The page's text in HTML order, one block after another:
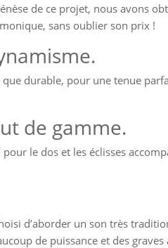
de ce projet, nous avons
sans oublier son prix !
durable, pour une tenue
de gamme.
le dos et les éclisses
d’aborder un son très
de puissance et des